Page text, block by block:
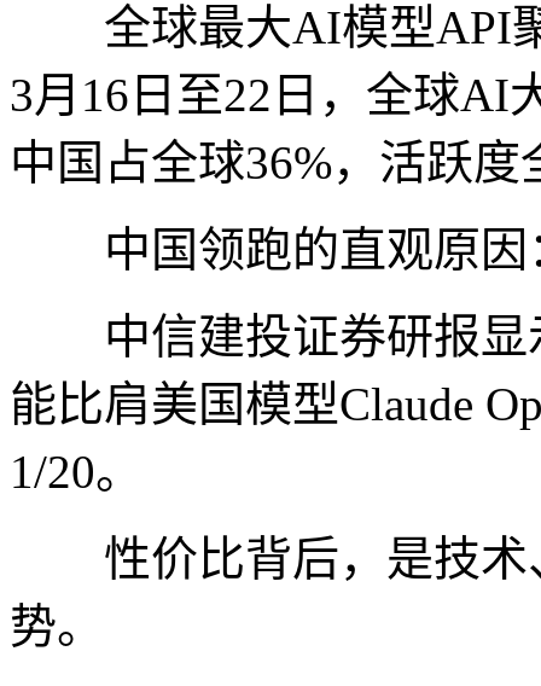
全球最大AI模型API聚
3月16日至22日，全球AI
中国占全球36%，活跃度
中国领跑的直观原因
中信建投证券研报显
能比肩美国模型Claude
1/20。
性价比背后，是技术
势。